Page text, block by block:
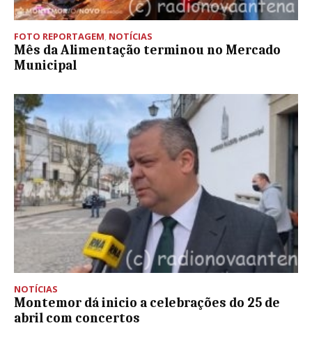
FOTO REPORTAGEM, NOTÍCIAS
Mês da Alimentação terminou no Mercado
Municipal
NOTÍCIAS
Montemor dá inicio a celebrações do 25 de
abril com concertos